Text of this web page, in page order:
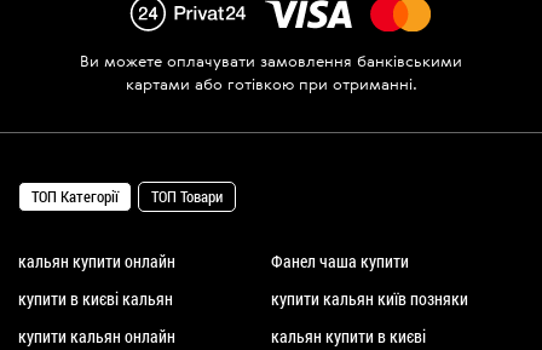
Ви можете оплачувати замовлення банківськими
картами або готівкою при отриманні.
ТОП Категорії ТОП Товари
кальян купити онлайн
Фанел чаша купити
купити в києві кальян
купити кальян київ позняки
купити кальян онлайн
кальян купити в києві